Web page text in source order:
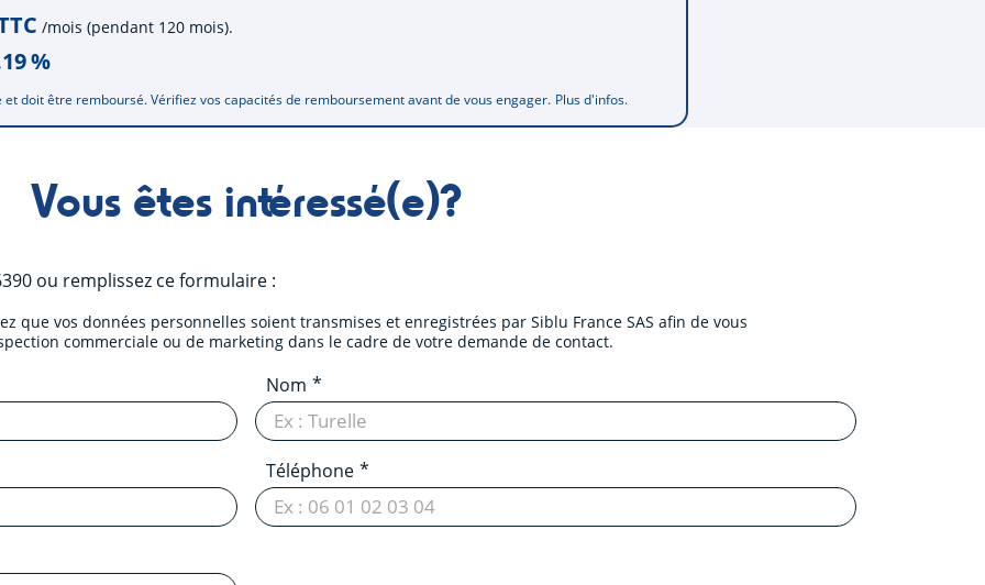
/mois (pendant 120 mois).
%
et doit être remboursé. Vérifiez vos capacités de remboursement avant de vous engager. Plus d'infos.
Vous êtes intéressé(e)?
ou remplissez ce formulaire :
que vos données personnelles soient transmises et enregistrées par Siblu France SAS afin de vous
commerciale ou de marketing dans le cadre de votre demande de contact.
Nom
Téléphone